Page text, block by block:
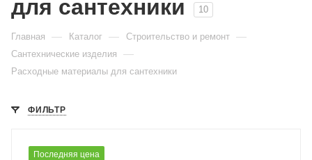
для сантехники
10
Главная — Каталог — Строительство и ремонт —
Сантехнические изделия —
Расходные материалы для сантехники
ФИЛЬТР
Последняя цена